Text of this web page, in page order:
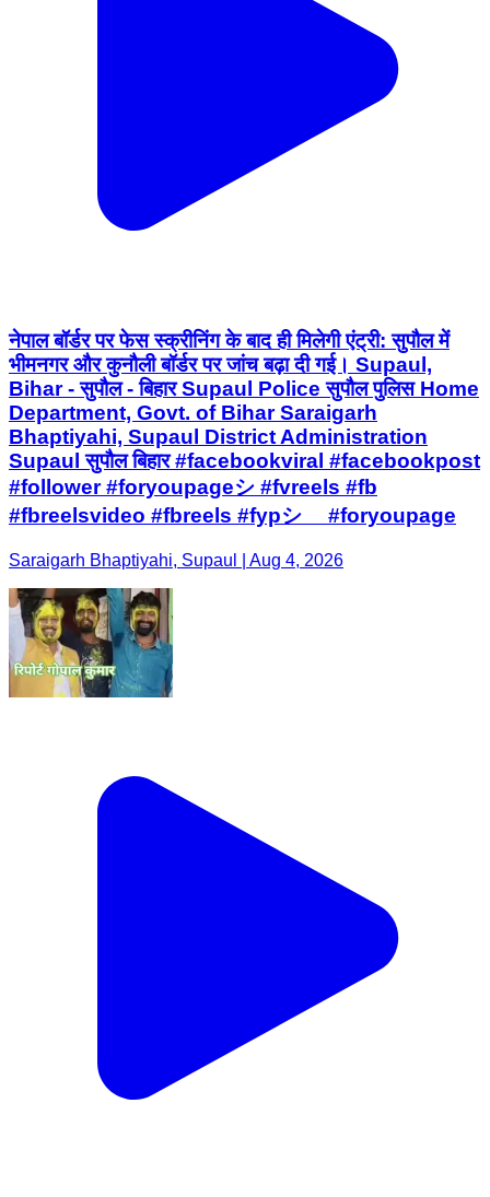
नेपाल बॉर्डर पर फेस स्क्रीनिंग के बाद ही मिलेगी एंट्री: सुपौल में
भीमनगर और कुनौली बॉर्डर पर जांच बढ़ा दी गई। Supaul,
Bihar - सुपौल - बिहार Supaul Police सुपौल पुलिस Home
Department, Govt. of Bihar Saraigarh
Bhaptiyahi, Supaul District Administration
Supaul सुपौल बिहार #facebookviral #facebookpost
#follower #foryoupageシ #fvreels #fb
#fbreelsvideo #fbreels #fypシ゚ #foryoupage
Saraigarh Bhaptiyahi, Supaul | Aug 4, 2026